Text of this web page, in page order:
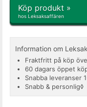
Köp produkt »
hos Leksaksaffären
Information om
Fraktfritt på köp
60 dagars öppet
Snabba leveranser
Snabb & personlig◊